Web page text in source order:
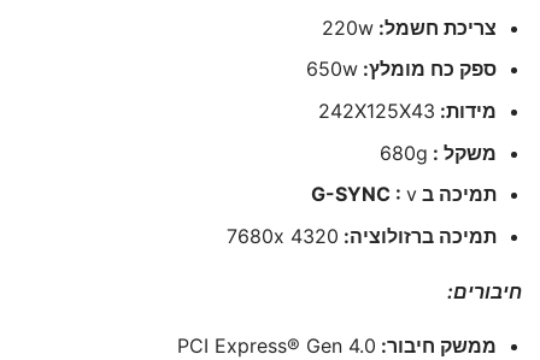
צריכת חשמל: 220w
ספק כח מומלץ: 650w
מידות: 242X125X43
משקל : 680g
תמיכה ב G-SYNC : v
תמיכה ברזולוציה: 7680x 4320
חיבורים:
ממשק חיבור: PCI Express® Gen 4.0